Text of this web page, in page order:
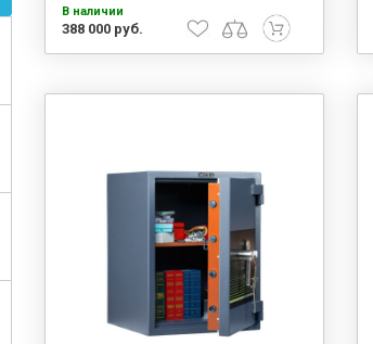
В наличии
388 000 руб.